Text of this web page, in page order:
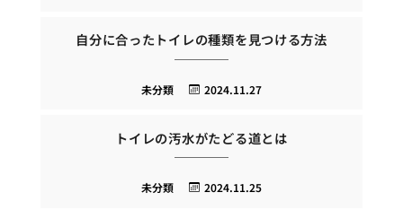
自分に合ったトイレの種類を見つける方法
2024.11.27
未分類
トイレの汚水がたどる道とは
2024.11.25
未分類